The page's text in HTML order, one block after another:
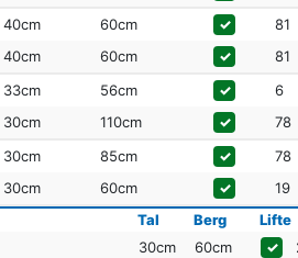
40cm 60cm ✓
81
40cm 60cm ✓
81
33cm 56cm ✓
6
30cm 110cm ✓
78
30cm 85cm ✓
78
30cm 60cm ✓
19
Tal Berg
Lifte
30cm 60cm ✓